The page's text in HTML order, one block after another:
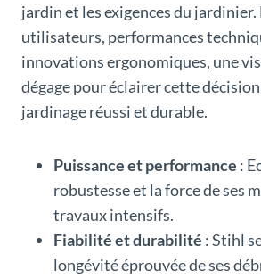
jardin et les exigences du jardinier.
utilisateurs, performances
innovations ergonomiques, une
dégage pour éclairer cette
jardinage réussi et durable.
Puissance et performance :
robustesse et la force de ses
travaux intensifs.
Fiabilité et durabilité : Stihl
longévité éprouvée de ses